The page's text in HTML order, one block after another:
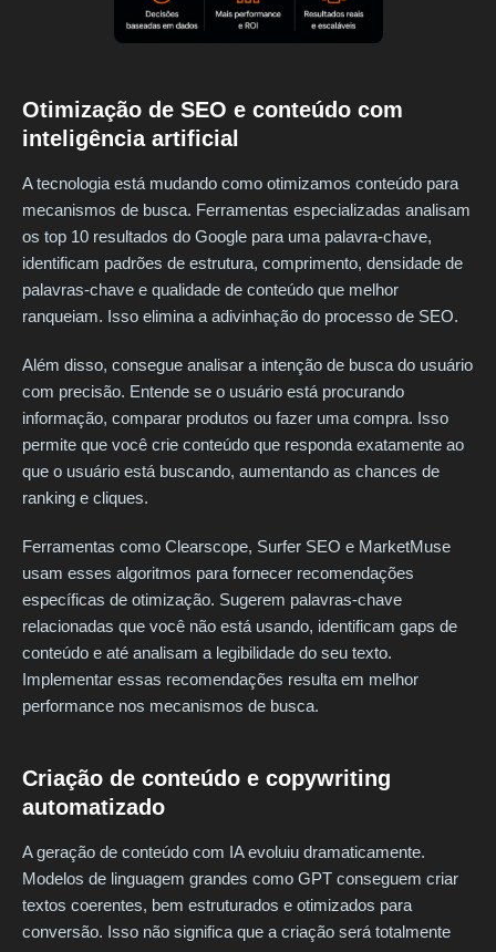
Otimização de SEO e conteúdo com
inteligência artificial
A tecnologia está mudando como otimizamos conteúdo para
mecanismos de busca. Ferramentas especializadas analisam
os top 10 resultados do Google para uma palavra-chave,
identificam padrões de estrutura, comprimento, densidade de
palavras-chave e qualidade de conteúdo que melhor
ranqueiam. Isso elimina a adivinhação do processo de SEO.
Além disso, consegue analisar a intenção de busca do usuário
com precisão. Entende se o usuário está procurando
informação, comparar produtos ou fazer uma compra. Isso
permite que você crie conteúdo que responda exatamente ao
que o usuário está buscando, aumentando as chances de
ranking e cliques.
Ferramentas como Clearscope, Surfer SEO e MarketMuse
usam esses algoritmos para fornecer recomendações
específicas de otimização. Sugerem palavras-chave
relacionadas que você não está usando, identificam gaps de
conteúdo e até analisam a legibilidade do seu texto.
Implementar essas recomendações resulta em melhor
performance nos mecanismos de busca.
Criação de conteúdo e copywriting
automatizado
A geração de conteúdo com IA evoluiu dramaticamente.
Modelos de linguagem grandes como GPT conseguem criar
textos coerentes, bem estruturados e otimizados para
conversão. Isso não significa que a criação será totalmente